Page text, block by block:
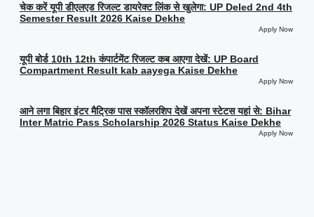
चेक करें यूपी डीएलएड रिजल्ट डायरेक्ट लिंक से खुलेगा: UP Deled 2nd 4th
Semester Result 2026 Kaise Dekhe
Apply Now
यूपी बोर्ड 10th 12th कंपार्टमेंट रिजल्ट कब आएगा देखें: UP Board
Compartment Result kab aayega Kaise Dekhe
Apply Now
आने लगा बिहार इंटर मैट्रिक पास स्कॉलरशिप देखें अपना स्टेटस यहां से: Bihar
Inter Matric Pass Scholarship 2026 Status Kaise Dekhe
Apply Now